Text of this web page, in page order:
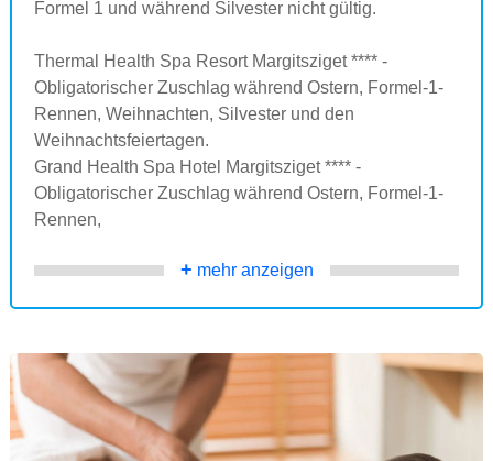
Formel 1 und während Silvester nicht gültig.
Thermal Health Spa Resort Margitsziget **** -
Obligatorischer Zuschlag während Ostern, Formel-1-
Rennen, Weihnachten, Silvester und den
Weihnachtsfeiertagen.
Grand Health Spa Hotel Margitsziget **** -
Obligatorischer Zuschlag während Ostern, Formel-1-
Rennen,
+ mehr anzeigen